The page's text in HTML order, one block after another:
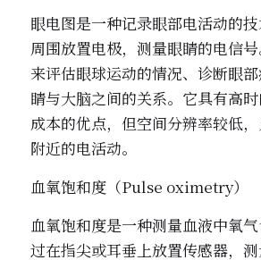
眼电图是一种记录眼部电活动的
周围放置电极，测量眼睛的电信
来评估眼球运动的情况、诊断眼
睛与大脑之间的关系。它具有高
成本的优点，但空间分辨率较低
附近的电活动。
血氧饱和度（Pulse oximetry）
血氧饱和度是一种测量血液中氧
过在指尖或耳垂上放置传感器，